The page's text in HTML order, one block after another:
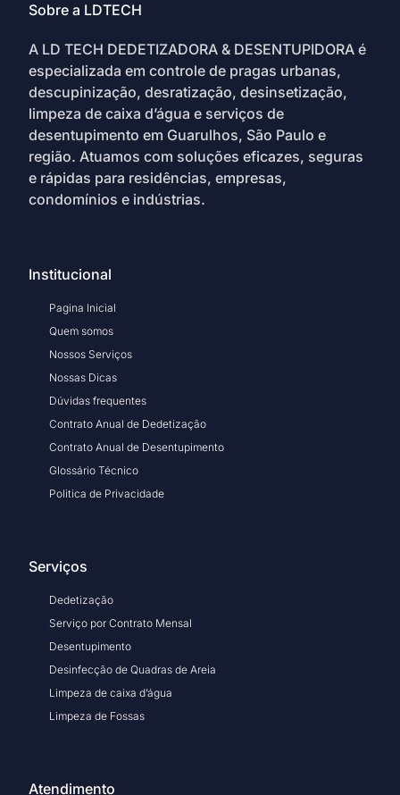
Sobre a LDTECH
A LD TECH DEDETIZADORA & DESENTUPIDORA é
especializada em controle de pragas urbanas,
descupinização, desratização, desinsetização,
limpeza de caixa d’água e serviços de
desentupimento em Guarulhos, São Paulo e
região. Atuamos com soluções eficazes, seguras
e rápidas para residências, empresas,
condomínios e indústrias.
Institucional
Pagina Inicial
Quem somos
Nossos Serviços
Nossas Dicas
Dúvidas frequentes
Contrato Anual de Dedetização
Contrato Anual de Desentupimento
Glossário Técnico
Politica de Privacidade
Serviços
Dedetização
Serviço por Contrato Mensal
Desentupimento
Desinfecção de Quadras de Areia
Limpeza de caixa d’água
Limpeza de Fossas
Atendimento